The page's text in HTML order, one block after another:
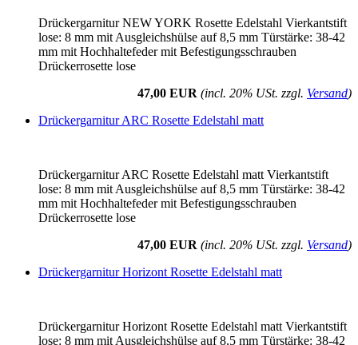
Drückergarnitur NEW YORK Rosette Edelstahl Vierkantstift
lose: 8 mm mit Ausgleichshülse auf 8,5 mm Türstärke: 38-42
mm mit Hochhaltefeder mit Befestigungsschrauben
Drückerrosette lose
47,00 EUR (incl. 20% USt. zzgl. Versand)
Drückergarnitur ARC Rosette Edelstahl matt
Drückergarnitur ARC Rosette Edelstahl matt Vierkantstift
lose: 8 mm mit Ausgleichshülse auf 8,5 mm Türstärke: 38-42
mm mit Hochhaltefeder mit Befestigungsschrauben
Drückerrosette lose
47,00 EUR (incl. 20% USt. zzgl. Versand)
Drückergarnitur Horizont Rosette Edelstahl matt
Drückergarnitur Horizont Rosette Edelstahl matt Vierkantstift
lose: 8 mm mit Ausgleichshülse auf 8,5 mm Türstärke: 38-42